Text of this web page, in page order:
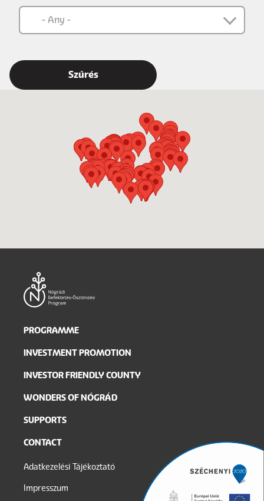
Main
navigation
PROGRAMME
INVESTMENT PROMOTION
INVESTOR FRIENDLY COUNTY
WONDERS OF NÓGRÁD
SUPPORTS
CONTACT
Legal
menu
Adatkezelési Tájékoztató
Impresszum